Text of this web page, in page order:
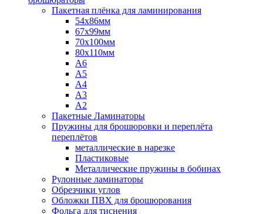
Пакетная плёнка для ламинирования
54x86мм
67x99мм
70х100мм
80x110мм
A6
A5
A4
A3
A2
Пакетные Ламинаторы
Пружины для брошюровки и переплёта
переплётов
металлические в нарезке
Пластиковые
Металлические пружины в бобинах
Рулонные ламинаторы
Обрезчики углов
Обложки ПВХ для брошюрования
Фольга для тиснения